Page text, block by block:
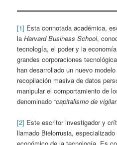
[1] Esta connotada académica,
laHarvard Business School,
tecnología, el poder y la
grandes corporaciones
han desarrollado un nuevo
recopilación masiva de datos
manipular el comportamiento de
denominado “capitalismo de
[2] Este escritor investigador y
llamado Bielorrusia,